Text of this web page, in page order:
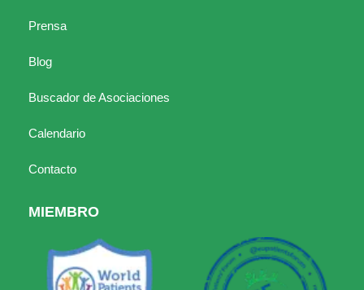
Prensa
Blog
Buscador de Asociaciones
Calendario
Contacto
MIEMBRO